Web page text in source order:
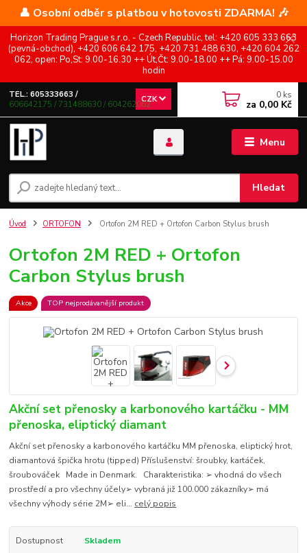
👤 Osobní odběr s platbou v hotovosti ZDARMA! 🎶
Horizon Trading Prague s.r.o. - Czech Republic, tel: +420 605 333 663
(pevná-obchod), +420 606 642 175, +420 731 488 630, +420 604 262
062, open: Po,St: 9.00-16.30 ++ Út,Čt: 9.00-18.00 ++ Pá: 9.00-15.00
hodin
Menu
CZK
Hledat
TEL.: 605333663 /
606642175 / 731488630 / 604262062
0 ks
za 0,00 Kč
Úvod ORTOFON Ortofon 2M RED + Ortofon Carbon Stylus brush
Ortofon 2M RED + Ortofon
Carbon Stylus brush
Akce TOP nejprodávanější produkt
Akční set přenosky a karbonového kartáčku - MM
přenoska, eliptický diamant
Akční set přenosky a karbonového kartáčku MM přenoska, eliptický hrot,
diamantová špička hrotu (tipped) Příslušenství: šroubky, kartáček,
šroubováček Made in Denmark. Charakteristika: ➢ vhodná do všech
prostředí a pro všechny účely➢ vybraná již 100.000 zákazníky➢ má
všechny výhody série 2M➢ eli... celý popis
Dostupnost
Skladem